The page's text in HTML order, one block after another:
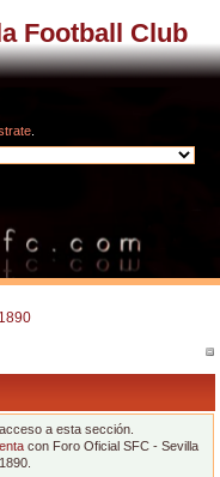
Football Club
a esta sección.
con Foro Oficial SFC - Sevilla